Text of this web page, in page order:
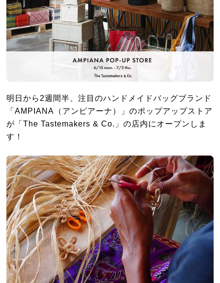
明日から2週間半、注目のハンドメイドバッグブランド
「AMPIANA（アンピアーナ）」のポップアップストア
が「The Tastemakers & Co.」の店内にオープンしま
す！